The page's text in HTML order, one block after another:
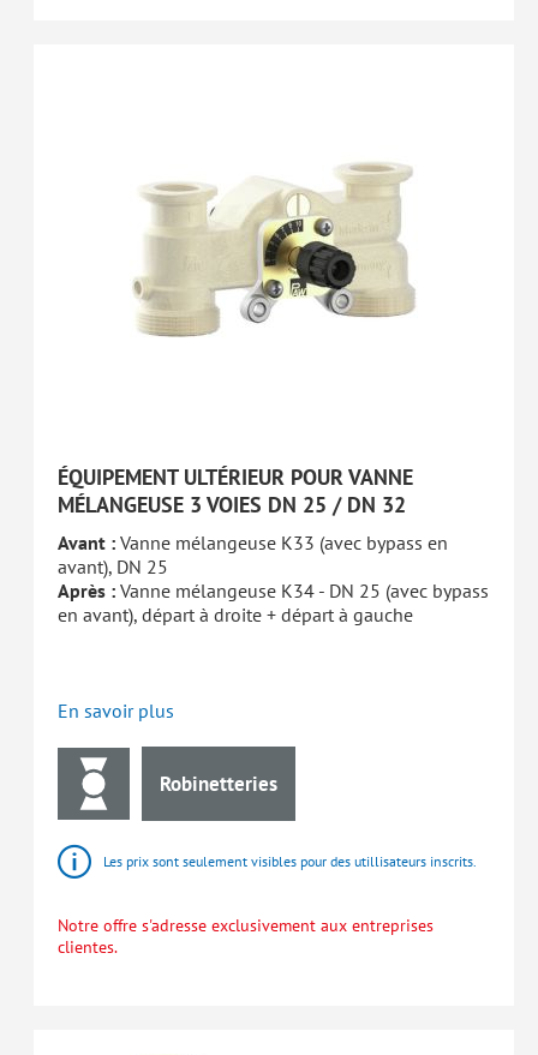
ÉQUIPEMENT ULTÉRIEUR POUR VANNE
MÉLANGEUSE 3 VOIES DN 25 / DN 32
Avant : Vanne mélangeuse K33 (avec bypass en
avant), DN 25
Après : Vanne mélangeuse K34 - DN 25 (avec bypass
en avant), départ à droite + départ à gauche
En savoir plus
Robinetteries
Les prix sont seulement visibles pour des utillisateurs inscrits.
Notre offre s'adresse exclusivement aux entreprises
clientes.